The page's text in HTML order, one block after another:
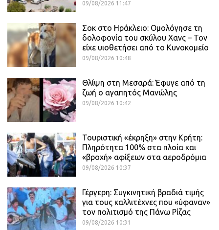
09/08/2026 11:47
Σοκ στο Ηράκλειο: Ομολόγησε τη
δολοφονία του σκύλου Χανς – Τον
είχε υιοθετήσει από το Κυνοκομείο
09/08/2026 10:48
Θλίψη στη Μεσαρά: Έφυγε από τη
ζωή ο αγαπητός Μανώλης
09/08/2026 10:42
Τουριστική «έκρηξη» στην Κρήτη:
Πληρότητα 100% στα πλοία και
«βροχή» αφίξεων στα αεροδρόμια
09/08/2026 10:37
Γέργερη: Συγκινητική βραδιά τιμής
για τους καλλιτέχνες που «ύφαναν»
τον πολιτισμό της Πάνω Ρίζας
09/08/2026 10:31